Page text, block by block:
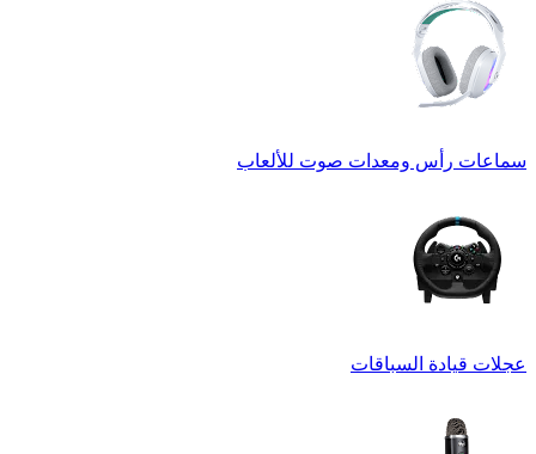
سماعات رأس ومعدات صوت للألعاب
عجلات قيادة السباقات